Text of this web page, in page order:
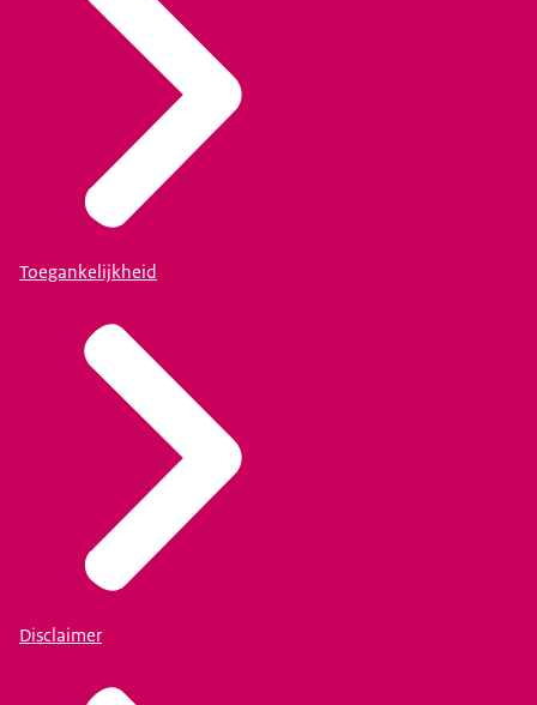
Toegankelijkheid
Disclaimer